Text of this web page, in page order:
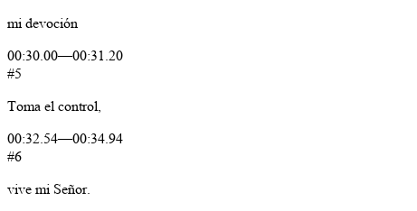
mi devoción
00:30.00—00:31.20
#5
Toma el control,
00:32.54—00:34.94
#6
vive mi Señor.